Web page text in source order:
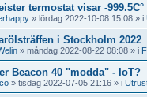
termostat visar -999.5C°
» lördag 2022-10-08 15:08 » i
i Stockholm 2022
» måndag 2022-08-22 08:08 » i
Beacon 40 "modda" - IoT?
» tisdag 2022-07-05 21:16 » i